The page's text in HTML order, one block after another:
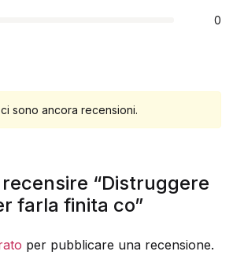
0
sono ancora recensioni.
recensire “Distruggere
farla finita co”
per pubblicare una recensione.